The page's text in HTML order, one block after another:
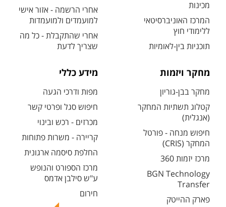
מכינות
המרכז האוניברסיטאי
ללימודי חוץ
תוכניות בין-לאומיות
אחרי הרשמה - אזור אישי
למועמדים ולמועמדות
אחרי שהתקבלת - כל מה
שצריך לדעת
מחקר ויזמות
מחקר בבן-גוריון
קטלוג תשתיות המחקר
(אנגלית)
חיפוש מנחה - פורטל
המחקר (CRIS)
מרכז יזמות 360
BGN Technology
Transfer
פארק ההייטק
מידע כללי
מפות ודרכי הגעה
חיפוש סגל ופרטי קשר
מכרזים - רכש ובינוי
קריירה - משרות פתוחות
החלפת סיסמה ארגונית
מרכז הספורט והנופש
ע"ש סילבן אדמס
חירום